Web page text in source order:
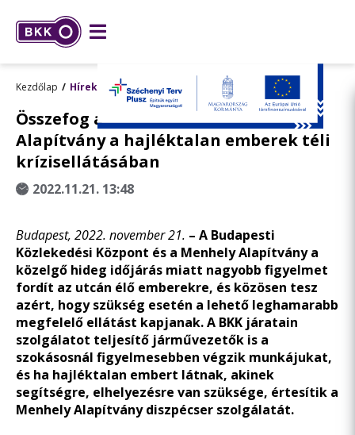
Kezdőlap Hírek
Összefog a BKK és a Menhely
Alapítvány a hajléktalan emberek téli
krízisellátásában
2022.11.21. 13:48
Budapest, 2022. november 21. – A Budapesti
Közlekedési Központ és a Menhely Alapítvány a
közelgő hideg időjárás miatt nagyobb figyelmet
fordít az utcán élő emberekre, és közösen tesz
azért, hogy szükség esetén a lehető leghamarabb
megfelelő ellátást kapjanak. A BKK járatain
szolgálatot teljesítő járművezetők is a
szokásosnál figyelmesebben végzik munkájukat,
és ha hajléktalan embert látnak, akinek
segítségre, elhelyezésre van szüksége, értesítik a
Menhely Alapítvány diszpécser szolgálatát.